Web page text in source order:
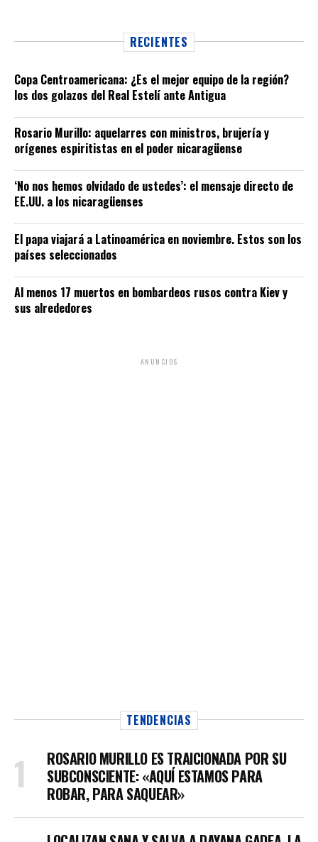
RECIENTES
Copa Centroamericana: ¿Es el mejor equipo de la región?
los dos golazos del Real Estelí ante Antigua
Rosario Murillo: aquelarres con ministros, brujería y
orígenes espiritistas en el poder nicaragüense
‘No nos hemos olvidado de ustedes’: el mensaje directo de
EE.UU. a los nicaragüenses
El papa viajará a Latinoamérica en noviembre. Estos son los
países seleccionados
Al menos 17 muertos en bombardeos rusos contra Kiev y
sus alrededores
ANUNCIOS
TENDENCIAS
ROSARIO MURILLO ES TRAICIONADA POR SU
SUBCONSCIENTE: «AQUÍ ESTAMOS PARA
ROBAR, PARA SAQUEAR»